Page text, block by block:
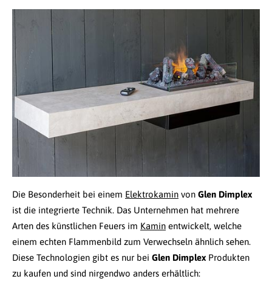
Die Besonderheit bei einem Elektrokamin von Glen Dimplex
ist die integrierte Technik. Das Unternehmen hat mehrere
Arten des künstlichen Feuers im Kamin entwickelt, welche
einem echten Flammenbild zum Verwechseln ähnlich sehen.
Diese Technologien gibt es nur bei Glen Dimplex Produkten
zu kaufen und sind nirgendwo anders erhältlich: